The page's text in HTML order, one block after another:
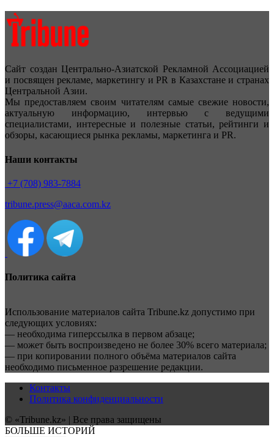
Сайт создан Центрально-Азиатской Рекламной Ассоциацией
и посвящен рекламе, маркетингу и PR в Казахстане и странах
Центральной Азии.
Мы предоставляем своим читателям самые свежие новости,
актуальную информацию, интервью с ведущими
специалистами, интересные и полезные статьи, рейтинги и
обзоры, касающиеся рынка рекламы, маркетинга и PR.
Наши контакты
+7 (708) 983-7884
tribune.press@aaca.com.kz
Политика сайта
Использование материалов сайта Tribune.kz допустимо при
следующих условиях:
— необходима гиперссылка в первом абзаце;
— может быть воспроизведено не более 30% всего материала;
— при копировании полного объёма материалов сайта
необходимо письменное разрешение редакции.
Контакты
Политика конфиденциальности
© «Tribune.kz» | Все права защищены
БОЛЬШЕ ИСТОРИЙ